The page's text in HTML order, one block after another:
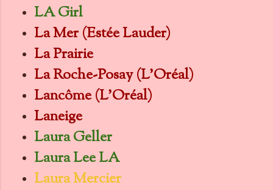
LA Girl
La Mer (Estée Lauder)
La Prairie
La Roche-Posay (L'Oréal)
Lancôme (L'Oréal)
Laneige
Laura Geller
Laura Lee LA
Laura Mercier